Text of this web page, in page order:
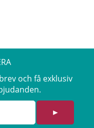
och få exklusiv
►